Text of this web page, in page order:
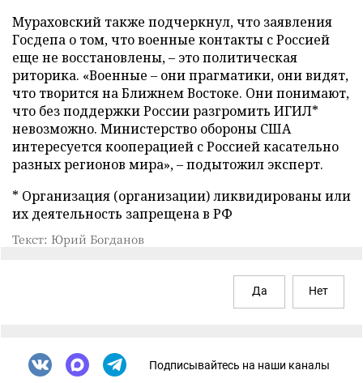
Мураховский также подчеркнул, что заявления
Госдепа о том, что военные контакты с Россией
еще не восстановлены, – это политическая
риторика. «Военные – они прагматики, они видят,
что творится на Ближнем Востоке. Они понимают,
что без поддержки России разгромить ИГИЛ*
невозможно. Министерство обороны США
интересуется кооперацией с Россией касательно
разных регионов мира», – подытожил эксперт.
* Организация (организации) ликвидированы или
их деятельность запрещена в РФ
Текст: Юрий Богданов
Да Нет
Подписывайтесь на наши каналы